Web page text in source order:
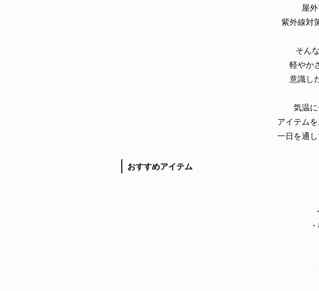
屋
紫外線対
そん
軽やか
意識し
気温
アイテム
一日を通
おすすめアイテム